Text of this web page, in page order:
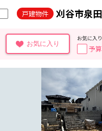
戸建物件 刈谷市泉
お気に入り
お気に入
予